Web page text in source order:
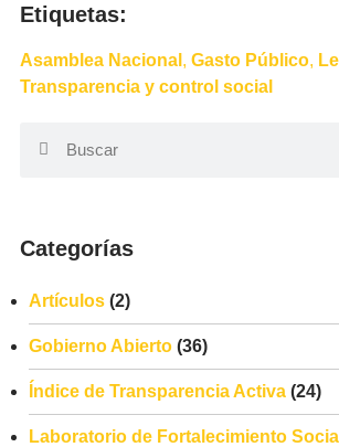
Etiquetas:
Asamblea Nacional , Gasto Público,
Transparencia y control social
Categorías
Artículos (2)
Gobierno Abierto (36)
Índice de Transparencia Activa (24)
Laboratorio de Fortalecimiento